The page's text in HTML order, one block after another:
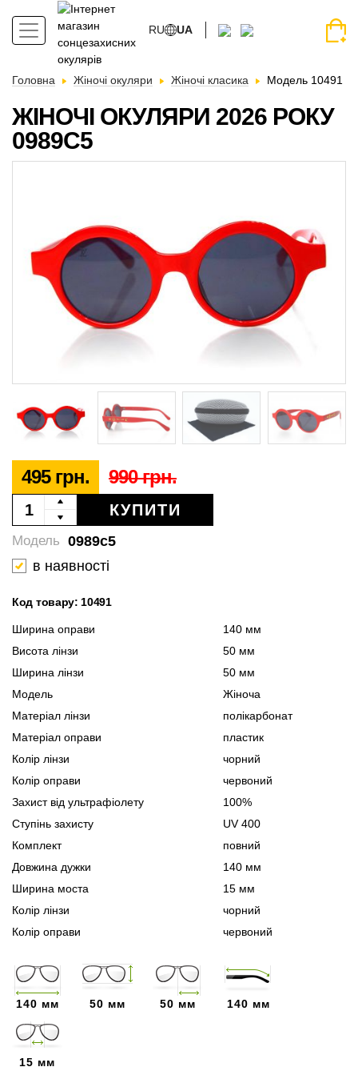
RU UA
Головна Жіночі окуляри Жіночі класика Модель 10491
ЖІНОЧІ ОКУЛЯРИ 2026 РОКУ
0989C5
495 грн. 990 грн.
КУПИТИ
0989c5
Модель
в наявності
Код товару: 10491
Ширина оправи
140 мм
Висота лінзи
50 мм
Ширина лінзи
50 мм
Модель
Жіноча
Матеріал лінзи
полікарбонат
Матеріал оправи
пластик
Колір лінзи
чорний
Колір оправи
червоний
Захист від ультрафіолету
100%
Ступінь захисту
UV 400
Комплект
повний
Довжина дужки
140 мм
Ширина моста
15 мм
Колір лінзи
чорний
Колір оправи
червоний
140 мм 50 мм 50 мм 140 мм
15 мм